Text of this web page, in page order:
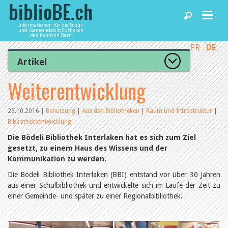
Informationen für die Schul-
und Gemeindebibliotheken
des Kantons Bern
Home
News und Fachbeiträge
Bibliotheken
Agenda
Dienstleistungen
biblioBE nutzen
FR DE
Artikel
Zur Artikelübersicht
Lesenswert
Gut bewertet
Kategorien
Aus dem Amt für Kultur
Aus der Kommission
Aus den Bibliotheken
Organisation
Raum und Infrastruktur
Bestand
Benutzung
Finanzen
Personal
Qualitätsmanagement
Weiterentwicklung
29.10.2016|Benutzung|Aus den Bibliotheken|Raum und Infrastruktur|
Bibliotheksentwicklung
Die Bödeli Bibliothek Interlaken hat es sich zum Ziel
gesetzt, zu einem Haus des Wissens und der
Kommunikation zu werden.
Die Bödeli Bibliothek Interlaken (BBI) entstand vor über 30 Jahren
aus einer Schulbibliothek und entwickelte sich im Laufe der Zeit zu
einer Gemeinde- und später zu einer Regionalbibliothek.